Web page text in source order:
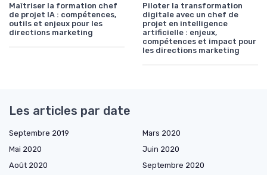
Maîtriser la formation chef
de projet IA : compétences,
outils et enjeux pour les
directions marketing
Piloter la transformation
digitale avec un chef de
projet en intelligence
artificielle : enjeux,
compétences et impact pour
les directions marketing
Les articles par date
Septembre 2019
Mars 2020
Mai 2020
Juin 2020
Août 2020
Septembre 2020